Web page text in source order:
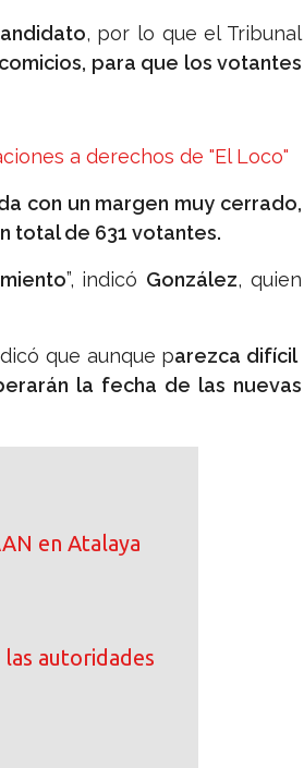
, por lo que el Tribunal
para que los votantes
a derechos de "El Loco"
con un margen muy cerrado,
total de 631 votantes.
”, indicó González, quien
que aunque parezca difícil
la fecha de las nuevas
en Atalaya
autoridades